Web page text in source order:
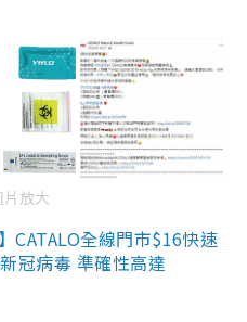
放大
CATALO全線門市$16快速
冠病毒 準確性高達